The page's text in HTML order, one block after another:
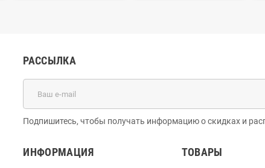
РАССЫЛКА
Подпишитесь, чтобы получать информацию о скидках и
ИНФОРМАЦИЯ ТОВАРЫ